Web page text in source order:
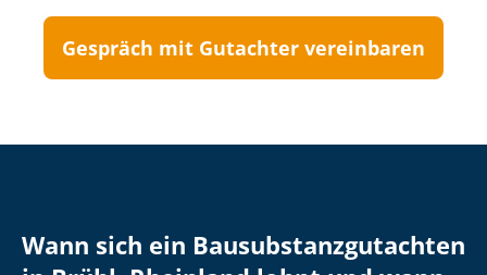
Gespräch mit Gutachter vereinbaren
Wann sich ein Bau­sub­stanz­gut­ach­ten